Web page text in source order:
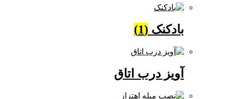
آویز درب اتاق